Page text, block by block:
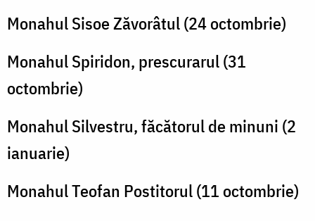
Monahul Sisoe Zăvorâtul (24 octombrie)
Monahul Spiridon, prescurarul (31
octombrie)
Monahul Silvestru, făcătorul de minuni (2
ianuarie)
Monahul Teofan Postitorul (11 octombrie)